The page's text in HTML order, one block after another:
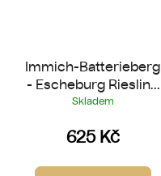
Immich-Batterieberg
- Escheburg Riesling
2022
Skladem
625 Kč